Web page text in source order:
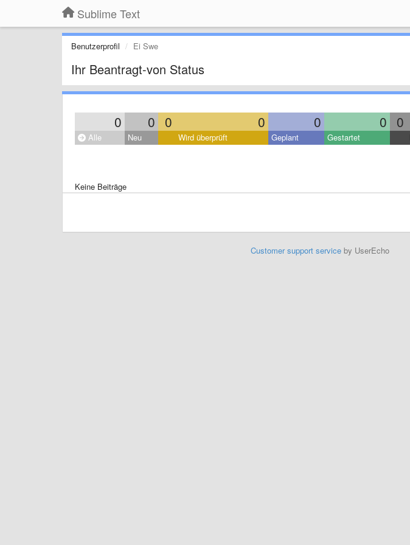
Sublime Text
Benutzerprofil Ei Swe
Ihr Beantragt-von Status
0 0 0 0 0 0 0
Alle Neu Wird überprüft Geplant Gestartet
Keine Beiträge
Customer support serviceby UserEcho